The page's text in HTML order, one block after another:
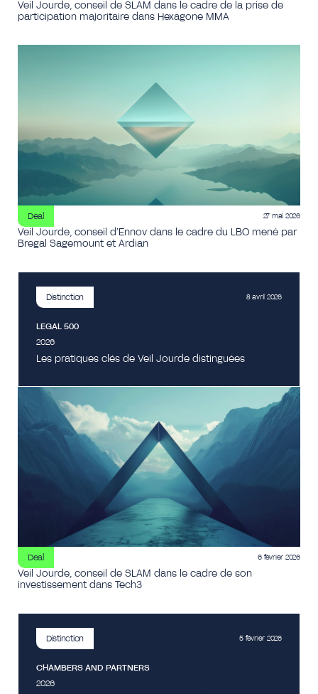
Veil Jourde, conseil de SLAM dans le cadre de la prise de
participation majoritaire dans Hexagone MMA
Deal 27 mai 2026
Veil Jourde, conseil d’Ennov dans le cadre du LBO mené par
Bregal Sagemount et Ardian
Distinction 8 avril 2026
LEGAL 500
2026
Les pratiques clés de Veil Jourde distinguées
Deal 6 février 2026
Veil Jourde, conseil de SLAM dans le cadre de son
investissement dans Tech3
Distinction 5 février 2026
CHAMBERS AND PARTNERS
2026